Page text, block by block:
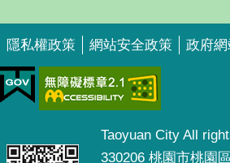
隱私權政策 網站安全政策 政府
Taoyuan City All
330206 桃園市桃